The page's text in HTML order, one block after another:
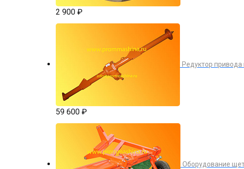
2 900 ₽
Редуктор
59 600 ₽
Оборудование